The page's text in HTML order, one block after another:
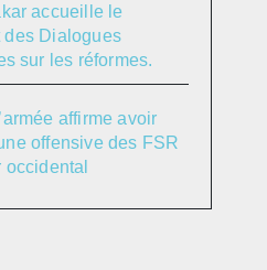
accueille le
des Dialogues
sur les réformes.
affirme avoir
offensive des FSR